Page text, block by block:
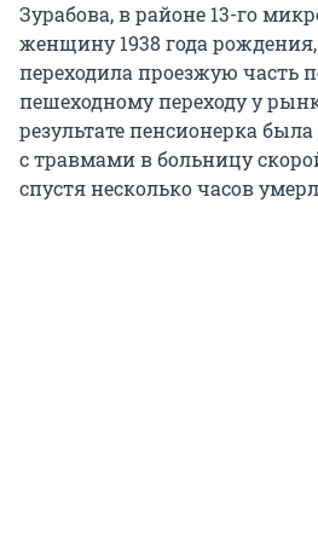
Зурабова, в районе 13-го
женщину 1938 года рождения,
переходила проезжую часть
пешеходному переходу у
результате пенсионерка
с травмами в больницу
спустя несколько часов